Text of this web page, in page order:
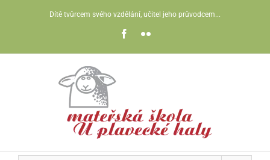
Dítě tvůrcem svého vzdělání, učitel jeho průvodcem...
Facebook
Flickr